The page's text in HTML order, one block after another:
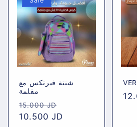
e
c
شنتة فيرتكس مع
مقلمة
Regular
price
15.000 JD
price
10.500 JD